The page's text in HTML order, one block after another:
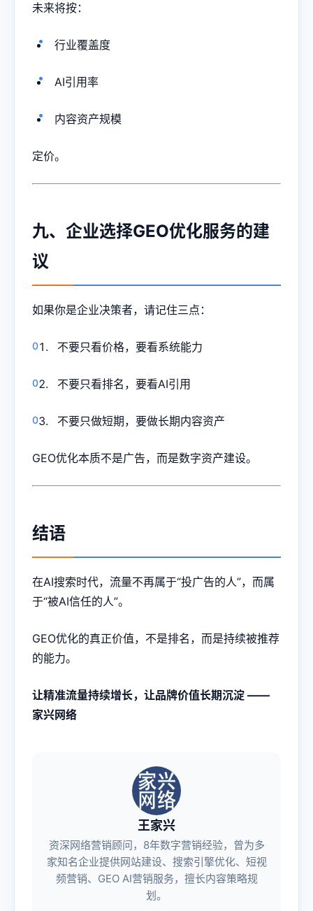
未来将按：
行业覆盖度
AI引用率
内容资产规模
定价。
九、企业选择GEO优化服务的建
议
如果你是企业决策者，请记住三点：
不要只看价格，要看系统能力
不要只看排名，要看AI引用
不要只做短期，要做长期内容资产
GEO优化本质不是广告，而是数字资产建设。
结语
在AI搜索时代，流量不再属于“投广告的人”，而属
于“被AI信任的人”。
GEO优化的真正价值，不是排名，而是持续被推荐
的能力。
让精准流量持续增长，让品牌价值长期沉淀 ——
家兴网络
王家兴
资深网络营销顾问，8年数字营销经验，曾为多
家知名企业提供网站建设、搜索引擎优化、短视
频营销、GEO AI营销服务，擅长内容策略规
划。